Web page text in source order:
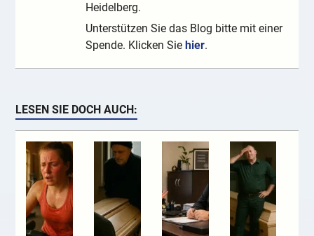
Heidelberg.
Unterstützen Sie das Blog bitte mit einer
Spende. Klicken Siehier.
LESEN SIE DOCH AUCH: